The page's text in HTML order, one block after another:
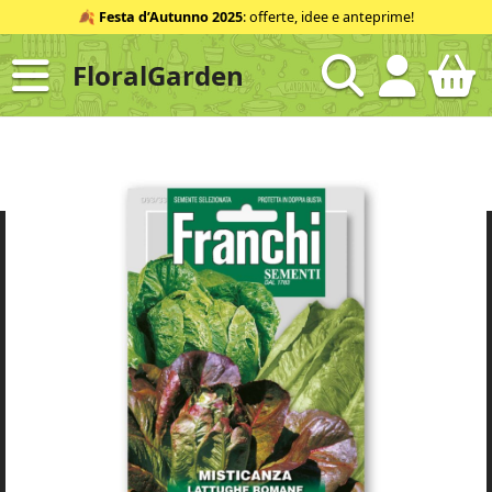
al
contenuto
ID
🍂 Festa d’Autunno 2025: offerte, idee e anteprime!
FloralGarden